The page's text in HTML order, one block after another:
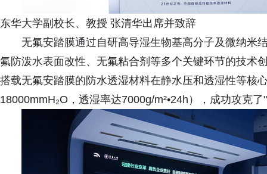
东华大学副校长、教授 张清华出席并致辞
无氟安踏膜通过自研高导湿生物基高分子及微纳米
氟防泼水表面改性、无氟粘合剂等多个关键环节的技术
搭载无氟安踏膜的防水透湿材料在静水压和透湿性等核
18000mmH₂O，透湿率达7000g/m²•24h），成功攻克